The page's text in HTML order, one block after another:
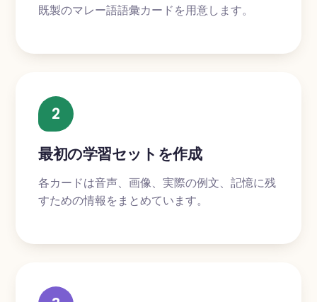
既製のマレー語語彙カードを用意します。
2
最初の学習セットを作成
各カードは音声、画像、実際の例文、記憶に残
すための情報をまとめています。